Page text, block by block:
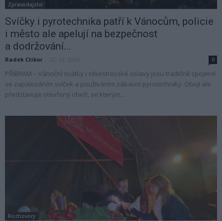
Zpravodajství
Svíčky i pyrotechnika patří k Vánocům, policie
i město ale apelují na bezpečnost
a dodržování...
Radek Ctibor 0
PŘÍBRAM – Vánoční svátky i silvestrovské oslavy jsou tradičně spojené
se zapalováním svíček a používáním zábavní pyrotechniky. Obojí ale
představuje otevřený oheň, se kterým...
Rozhovory